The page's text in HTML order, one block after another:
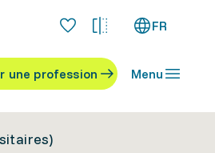
FR
une profession Menu